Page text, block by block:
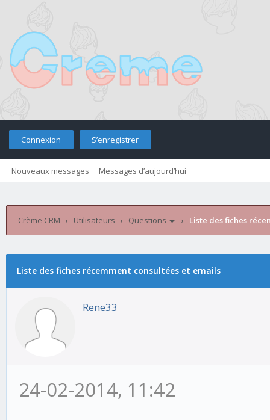
Connexion S’enregistrer
Nouveaux messages Messages d’aujourd’hui
Crème CRM › Utilisateurs › Questions › Liste des fiches
Liste des fiches récemment consultées et emails
Rene33
24-02-2014, 11:42